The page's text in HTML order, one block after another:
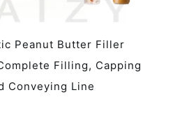
Peanut Butter Filler
Filling, Capping
Conveying Line